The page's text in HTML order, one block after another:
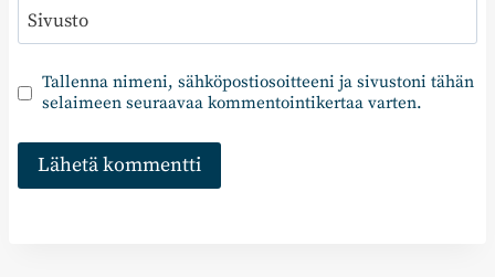
Sivusto
Tallenna nimeni, sähköpostiosoitteeni ja sivustoni tähän
selaimeen seuraavaa kommentointikertaa varten.